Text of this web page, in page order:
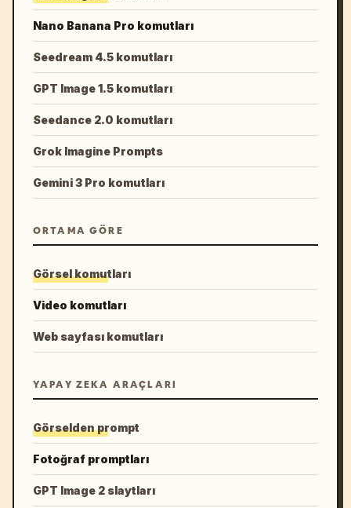
Nano Banana Pro komutları
Seedream 4.5 komutları
GPT Image 1.5 komutları
Seedance 2.0 komutları
Grok Imagine Prompts
Gemini 3 Pro komutları
ORTAMA GÖRE
Görsel komutları
Video komutları
Web sayfası komutları
YAPAY ZEKA ARAÇLARI
Görselden prompt
Fotoğraf promptları
GPT Image 2 slaytları